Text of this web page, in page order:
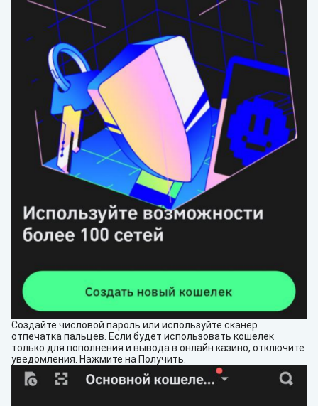
Создайте числовой пароль или используйте сканер
отпечатка пальцев. Если будет использовать кошелек
только для пополнения и вывода в онлайн казино, отключите
уведомления. Нажмите на Получить.